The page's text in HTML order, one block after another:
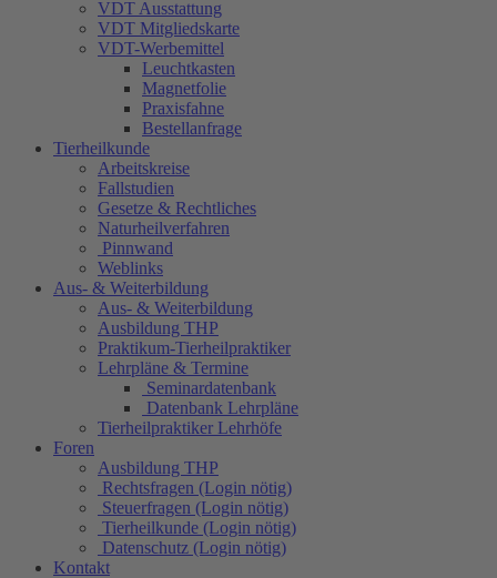
VDT Ausstattung
VDT Mitgliedskarte
VDT-Werbemittel
Leuchtkasten
Magnetfolie
Praxisfahne
Bestellanfrage
Tierheilkunde
Arbeitskreise
Fallstudien
Gesetze & Rechtliches
Naturheilverfahren
Pinnwand
Weblinks
Aus- & Weiterbildung
Aus- & Weiterbildung
Ausbildung THP
Praktikum-Tierheilpraktiker
Lehrpläne & Termine
Seminardatenbank
Datenbank Lehrpläne
Tierheilpraktiker Lehrhöfe
Foren
Ausbildung THP
Rechtsfragen (Login nötig)
Steuerfragen (Login nötig)
Tierheilkunde (Login nötig)
Datenschutz (Login nötig)
Kontakt